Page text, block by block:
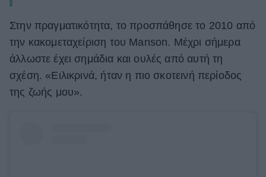
Στην πραγματικότητα, το προσπάθησε το 2010 από
την κακομεταχείριση του Manson. Μέχρι σήμερα
άλλωστε έχει σημάδια και ουλές από αυτή τη
σχέση. «Ειλικρινά, ήταν η πιο σκοτεινή περίοδος
της ζωής μου».